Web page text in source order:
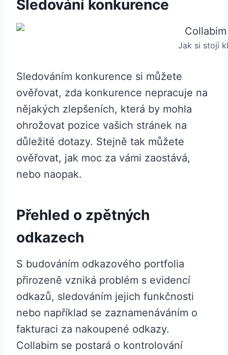
Sledování konkurence
Jak si stojí
Sledováním konkurence si můžete
ověřovat, zda konkurence nepracuje na
nějakých zlepšeních, která by mohla
ohrožovat pozice vašich stránek na
důležité dotazy. Stejně tak můžete
ověřovat, jak moc za vámi zaostává,
nebo naopak.
Přehled o zpětných
odkazech
S budováním odkazového portfolia
přirozeně vzniká problém s evidencí
odkazů, sledováním jejich funkčnosti
nebo například se zaznamenáváním o
fakturaci za nakoupené odkazy.
Collabim se postará o kontrolování